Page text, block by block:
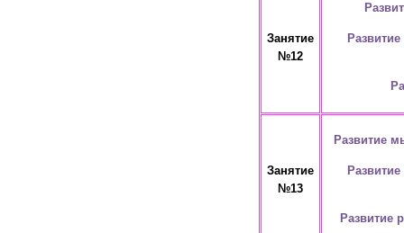
Занятие
№12
Занятие
№13
Развитие
Развитие